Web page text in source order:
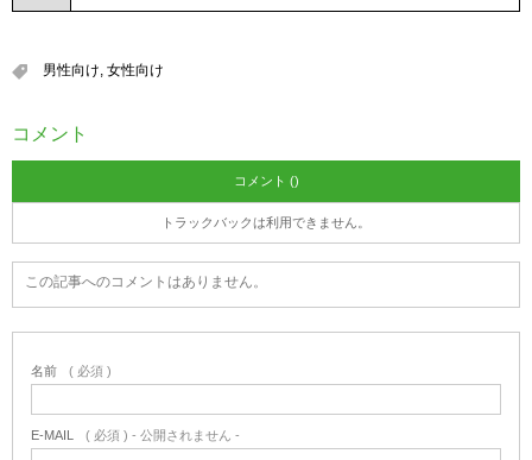
男性向け, 女性向け
コメント
コメント ()
トラックバックは利用できません。
この記事へのコメントはありません。
名前 ( 必須 )
E-MAIL ( 必須 ) - 公開されません -